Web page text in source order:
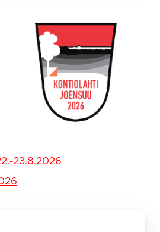
23.8.2026